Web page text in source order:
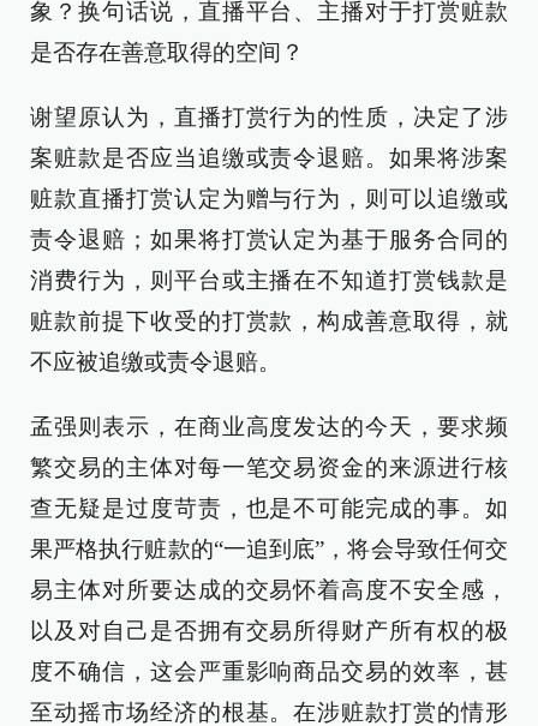
象？换句话说，直播平台、主播对于打赏赃款
是否存在善意取得的空间？
谢望原认为，直播打赏行为的性质，决定了涉
案赃款是否应当追缴或责令退赔。如果将涉案
赃款直播打赏认定为赠与行为，则可以追缴或
责令退赔；如果将打赏认定为基于服务合同的
消费行为，则平台或主播在不知道打赏钱款是
赃款前提下收受的打赏款，构成善意取得，就
不应被追缴或责令退赔。
孟强则表示，在商业高度发达的今天，要求频
繁交易的主体对每一笔交易资金的来源进行核
查无疑是过度苛责，也是不可能完成的事。如
果严格执行赃款的“一追到底”，将会导致任何交
易主体对所要达成的交易怀着高度不安全感，
以及对自己是否拥有交易所得财产所有权的极
度不确信，这会严重影响商品交易的效率，甚
至动摇市场经济的根基。在涉赃款打赏的情形